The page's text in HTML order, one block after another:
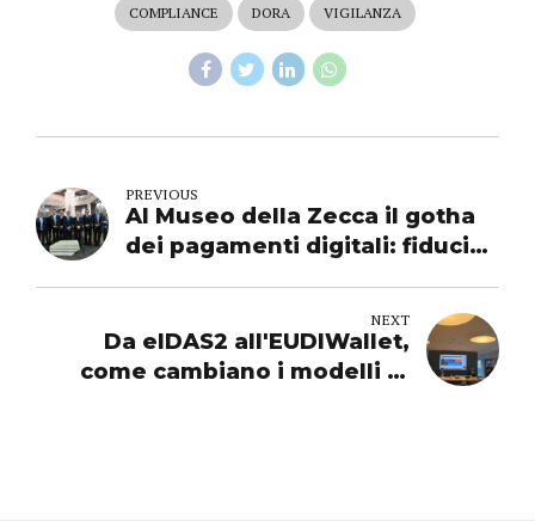
COMPLIANCE DORA VIGILANZA
PREVIOUS
Al Museo della Zecca il gotha
dei pagamenti digitali: fiducia,
NEXT
Da eIDAS2 all'EUDIWallet,
come cambiano i modelli di